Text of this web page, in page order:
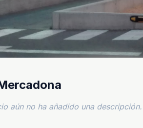
aún no ha añadido una descripción.